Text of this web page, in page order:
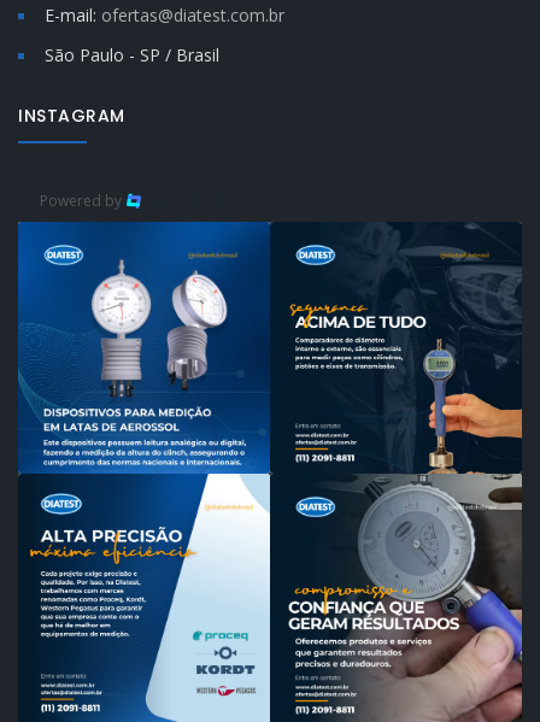
E-mail: ofertas@diatest.com.br
São Paulo - SP / Brasil
INSTAGRAM
Powered by